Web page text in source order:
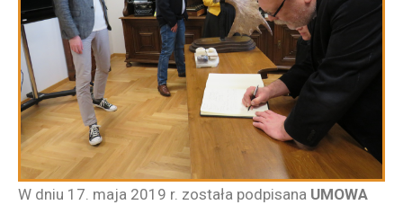
W dniu 17. maja 2019 r. została podpisana UMOWA